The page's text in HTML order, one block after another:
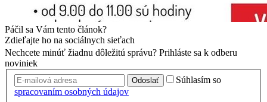
Páčil sa Vám tento článok?
Zdieľajte ho na sociálnych sieťach
Nechcete minúť žiadnu dôležitú správu? Prihláste sa k odberu
noviniek
Odoslať
Súhlasím so
spracovaním osobných údajov